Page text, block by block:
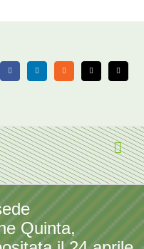
FacebookLinkedIn Rss X Email
Quinta,